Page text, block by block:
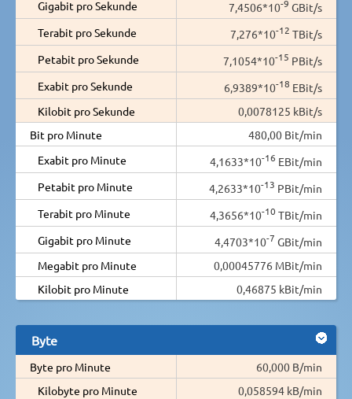
Gigabit pro Sekunde
7,4506*10-9 GBit/s
Terabit pro Sekunde
7,276*10-12 TBit/s
Petabit pro Sekunde
7,1054*10-15 PBit/s
Exabit pro Sekunde
6,9389*10-18 EBit/s
Kilobit pro Sekunde
0,0078125 kBit/s
Bit pro Minute
480,00 Bit/min
Exabit pro Minute
4,1633*10-16 EBit/min
Petabit pro Minute
4,2633*10-13 PBit/min
Terabit pro Minute
4,3656*10-10 TBit/min
Gigabit pro Minute
4,4703*10-7 GBit/min
Megabit pro Minute
0,00045776 MBit/min
Kilobit pro Minute
0,46875 kBit/min
Byte
Byte pro Minute
60,000 B/min
Kilobyte pro Minute
0,058594 kB/min